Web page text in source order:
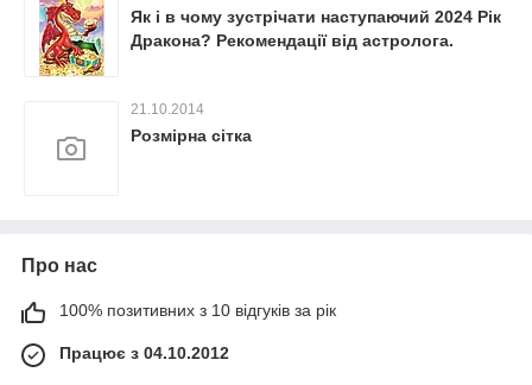
Як і в чому зустрічати наступаючий 2024 Рік
Дракона? Рекомендації від астролога.
21.10.2014
Розмірна сітка
Про нас
100% позитивних з 10 відгуків за рік
Працює з 04.10.2012